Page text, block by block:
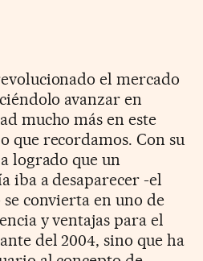
el mercado
avanzar en
mucho más en este
que recordamos. Con su
logrado que un
iba a desaparecer -el
convierta en uno de
y ventajas para el
del 2004, sino que ha